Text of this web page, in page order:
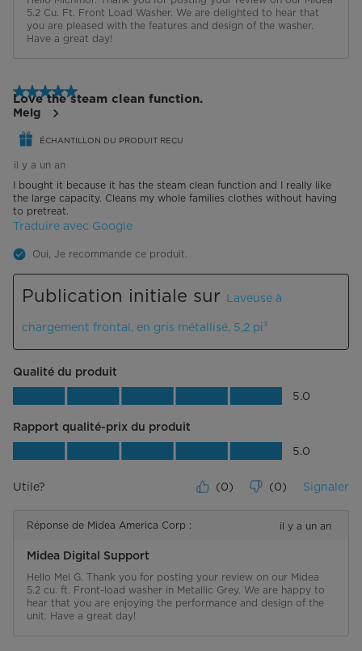
5.2 Cu. Ft. Front Load Washer. We are delighted to hear that
you are pleased with the features and design of the washer.
Have a great day!
5 étoile(s) sur 5.
Love the steam clean function.
Melg
ÉCHANTILLON DU PRODUIT REÇU
il y a un an
I bought it because it has the steam clean function and I really like
the large capacity. Cleans my whole families clothes without having
to pretreat.
Traduire avec Google
Oui, Je recommande ce produit.
Publication initiale sur Laveuse à
chargement frontal, en gris métallisé, 5,2 pi³
Qualité du produit
Qualité du produit, 5.0 sur 5 5.0
Rapport qualité-prix du produit
Rapport qualité-prix du produit, 5.0
5.0
Utile? (0) (0) Signaler
Réponse de Midea America Corp : il y a un an
Midea Digital Support
Hello Mel G. Thank you for posting your review on our Midea
5.2 cu. ft. Front-load washer in Metallic Grey. We are happy to
hear that you are enjoying the performance and design of the
unit. Have a great day!